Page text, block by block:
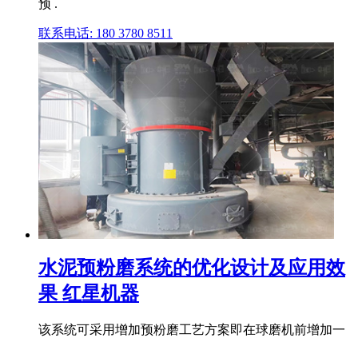
预 .
联系电话: 180 3780 8511
水泥预粉磨系统的优化设计及应用效
果 红星机器
该系统可采用增加预粉磨工艺方案即在球磨机前增加一